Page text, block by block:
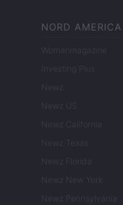
NORD AMERICA
Womanmagazine
Investing Plus
Newz
Newz US
Newz California
Newz Texas
Newz Florida
Newz New York
Newz Pennsylvania